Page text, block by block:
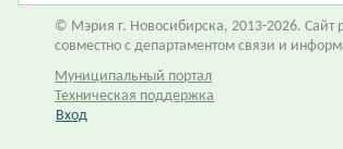
© Мэрия г. Новосибирска, 2013-2026. Сайт
совместно с департаментом связи и
Муниципальный портал
Техническая поддержка
Вход